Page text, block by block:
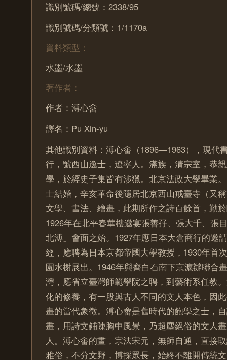
識別號碼/總號：2338/95
識別號碼/分類號：1/1170a
資料類型：
水墨/水墨
著作者：
作者：溥心畬
譯名：Pu Xin-yu
其他識別資料：溥心畬（1896—1963），現代
行，號西山逸士，遼寧人。滿族，清宗室，恭
學，於經史子集皆有涉獵。北京法政大學畢業
士結婚，辛亥革命後隱居北京西山戒臺寺（又
文學、書法、繪畫，此期所作之詩百餘首，勤
1926年在北平春華樓邀宴張善孖、張大千、張
北溥」會面之始。1927年應日本大倉商行的邀
經，應聘為日本京都帝國大學教授，1930年首
園水榭展出。1946年與齊白石南下京滬辦聯合
灣，應省立臺灣師範學院之聘，到藝術系任教
化的修養，有一股與古人不同的文人本色，因
畫的當代象徵。溥心畬是舊時代的飽學之士，
畫，用詩文鋪陳胸中風景，乃超塵絕俗的文人
人。溥心畬的畫，宗法宋元，無師自通，直接
雅俗，不分文野，博採眾長，始終不離開傳統